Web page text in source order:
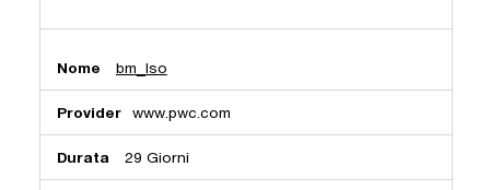
bm_lso
www.pwc.com
29 Giorni